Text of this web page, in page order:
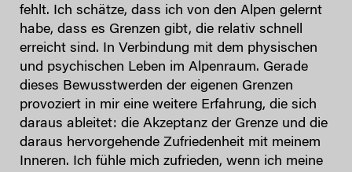
fehlt. Ich schätze, dass ich von den Alpen gelernt
habe, dass es Grenzen gibt, die relativ schnell
erreicht sind. In Verbindung mit dem physischen
und psychischen Leben im Alpenraum. Gerade
dieses Bewusstwerden der eigenen Grenzen
provoziert in mir eine weitere Erfahrung, die sich
daraus ableitet: die Akzeptanz der Grenze und die
daraus hervorgehende Zufriedenheit mit meinem
Inneren. Ich fühle mich zufrieden, wenn ich meine